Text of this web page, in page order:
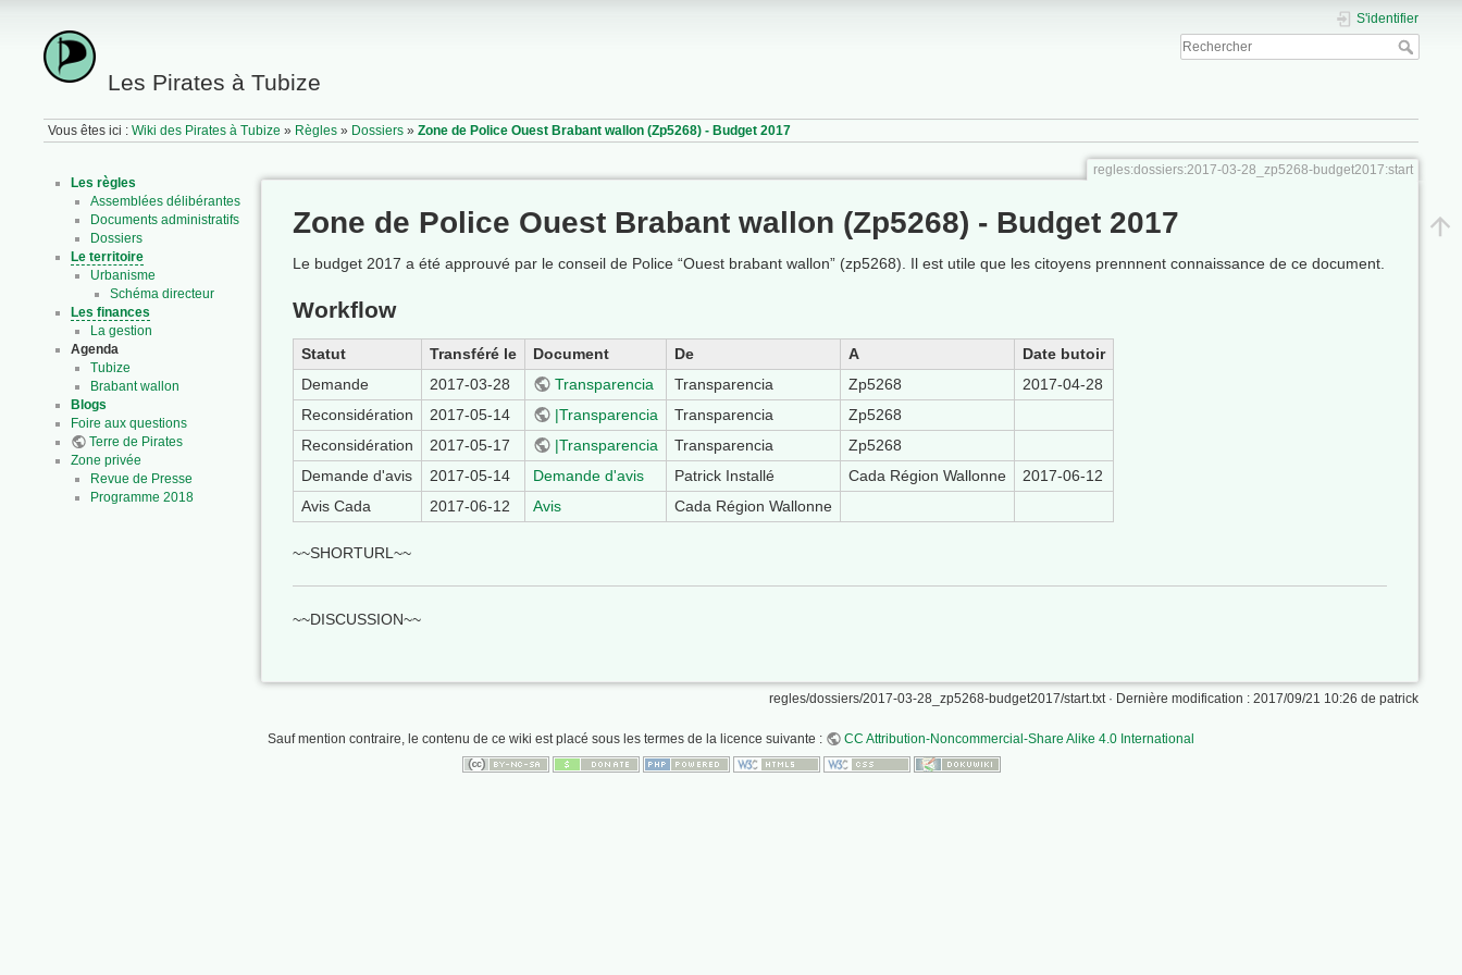
Les Pirates à Tubize
S'identifier
Vous êtes ici :Wiki des Pirates à Tubize » Règles » Dossiers »Zone de Police Ouest Brabant wallon (Zp5268) - Budget 2017
Les règles
Assemblées délibérantes
Documents administratifs
Dossiers
Le territoire
Urbanisme
Schéma directeur
Les finances
La gestion
Agenda
Tubize
Brabant wallon
Blogs
Foire aux questions
Terre de Pirates
Zone privée
Revue de Presse
Programme 2018
regles:dossiers:2017-03-28_zp5268-budget2017:start
Zone de Police Ouest Brabant wallon (Zp5268) - Budget 2017
Le budget 2017 a été approuvé par le conseil de Police “Ouest brabant wallon” (zp5268). Il est utile que les citoyens prennnent connaissance de ce document.
Workflow
Statut Transféré le Document De A
Date butoir
Demande
2017-03-28 Transparencia Transparencia Zp5268
2017-04-28
Reconsidération
2017-05-14 |Transparencia Transparencia
Zp5268
Reconsidération
2017-05-17 |Transparencia Transparencia
Zp5268
Demande d'avis
2017-05-14 Demande d'avis Patrick Installé Cada Région Wallonne
2017-06-12
Avis Cada
2017-06-12 Avis Cada Région Wallonne
~~SHORTURL~~
~~DISCUSSION~~
regles/dossiers/2017-03-28_zp5268-budget2017/start.txt· Dernière modification : 2017/09/21 10:26 de patrick
Sauf mention contraire, le contenu de ce wiki est placé sous les termes de la licence suivante : CC Attribution-Noncommercial-Share Alike 4.0 International